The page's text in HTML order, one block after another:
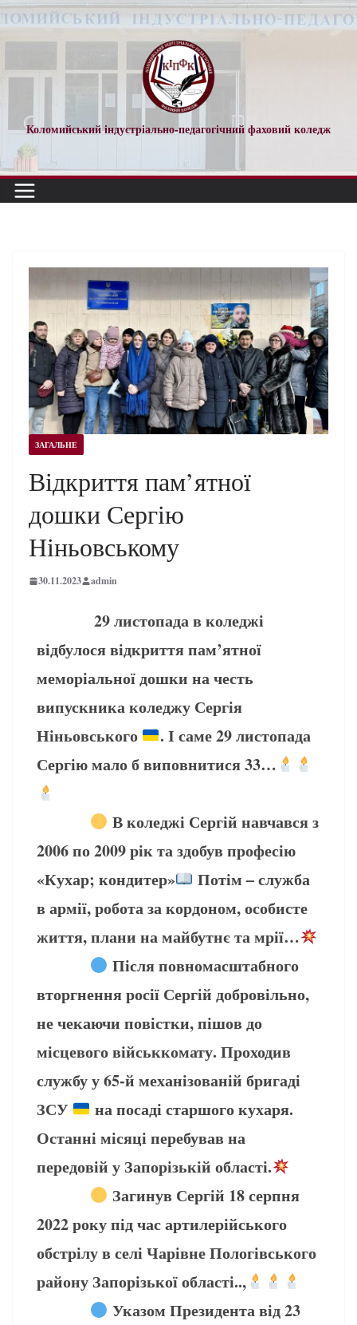
Коломийський індустріально-педагогічний фаховий коледж
ЗАГАЛЬНЕ
Відкриття пам’ятної
дошки Сергію
Ніньовському
30.11.2023 admin
29 листопада в коледжі
відбулося відкриття пам’ятної
меморіальної дошки на честь
випускника коледжу Сергія
Ніньовського
. І саме 29 листопада
Сергію мало б виповнитися 33…
В коледжі Сергій навчався з
2006 по 2009 рік та здобув професію
«Кухар; кондитер»
Потім – служба
в армії, робота за кордоном, особисте
життя, плани на майбутнє та мрії…
Після повномасштабного
вторгнення росії Сергій добровільно,
не чекаючи повістки, пішов до
місцевого військкомату. Проходив
службу у 65-й механізованій бригаді
ЗСУ
на посаді старшого кухаря.
Останні місяці перебував на
передовій у Запорізькій області.
Загинув Сергій 18 серпня
2022 року під час артилерійського
обстрілу в селі Чарівне Пологівського
району Запорізької області..,
Указом Президента від 23